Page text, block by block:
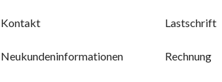
Kontakt
Neukundeninformationen
Lastschrift
Rechnung